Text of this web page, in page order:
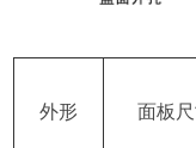
外形 面板